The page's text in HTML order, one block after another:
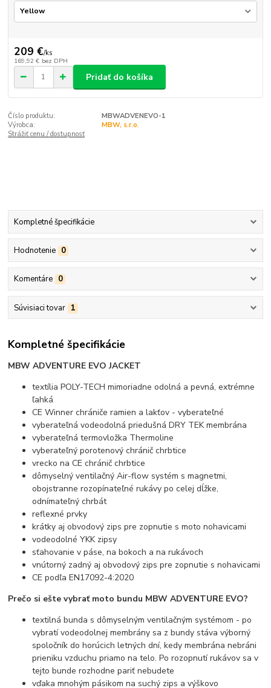
209 €/ks
169,92 € bez DPH
Pridať do košíka
Číslo produktu:
MBWADVENEVO-1
Výrobca:
MBW, s.r.o.
Strážiť cenu / dostupnosť
Kompletné špecifikácie
Hodnotenie 0
Komentáre 0
Súvisiaci tovar 1
Kompletné špecifikácie
MBW ADVENTURE EVO JACKET
textília POLY-TECH mimoriadne odolná a pevná, extrémne
ľahká
CE Winner chrániče ramien a lakťov - vyberateľné
vyberateľná vodeodolná priedušná DRY TEK membrána
vyberateľná termovložka Thermoline
vyberateľný porotenový chránič chrbtice
vrecko na CE chránič chrbtice
dômyselný ventilačný Air-flow systém s magnetmi,
obojstranne rozopínateľné rukávy po celej dĺžke,
odnímateľný chrbát
reflexné prvky
krátky aj obvodový zips pre zopnutie s moto nohavicami
vodeodolné YKK zipsy
sťahovanie v páse, na bokoch a na rukávoch
vnútorný zadný aj obvodový zips pre zopnutie s nohavicami
CE podľa EN17092-4:2020
Prečo si ešte vybrať moto bundu MBW ADVENTURE EVO?
textilná bunda s dômyselným ventilačným systémom - po
vybratí vodeodolnej membrány sa z bundy stáva výborný
spoločník do horúcich letných dní, kedy membrána nebráni
prieniku vzduchu priamo na telo. Po rozopnutí rukávov sa v
tejto bunde rozhodne pariť nebudete
vďaka mnohým pásikom na suchý zips a výškovo